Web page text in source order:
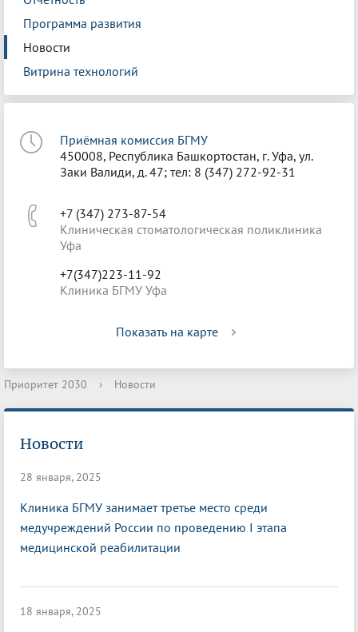
Программа развития
Новости
Витрина технологий
Приёмная комиссия БГМУ
450008, Республика Башкортостан, г. Уфа, ул.
Заки Валиди, д. 47; тел: 8 (347) 272-92-31
+7 (347) 273-87-54
Клиническая стоматологическая поликлиника
Уфа
+7(347)223-11-92
Клиника БГМУ Уфа
Показать на карте
Приоритет 2030 › Новости
Новости
28 января, 2025
Клиника БГМУ занимает третье место среди
медучреждений России по проведению I этапа
медицинской реабилитации
18 января, 2025